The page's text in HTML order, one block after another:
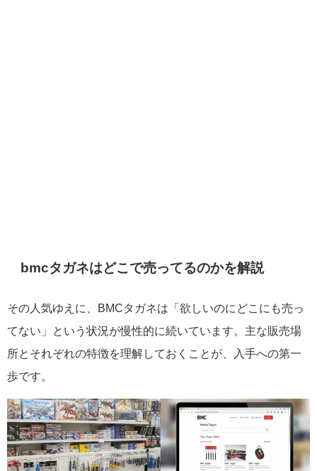
bmcタガネはどこで売ってるのかを解説
その人気ゆえに、BMCタガネは「欲しいのにどこにも売っ
てない」という状況が慢性的に続いています。主な販売場
所とそれぞれの特徴を理解しておくことが、入手への第一
歩です。